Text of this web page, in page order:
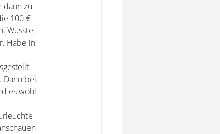
dann zu
100 €
Wusste
Habe in
Dann bei
es wohl